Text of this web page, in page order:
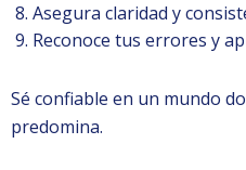
Asegura claridad y
Reconoce tus errores y
Sé confiable en un mundo
predomina.